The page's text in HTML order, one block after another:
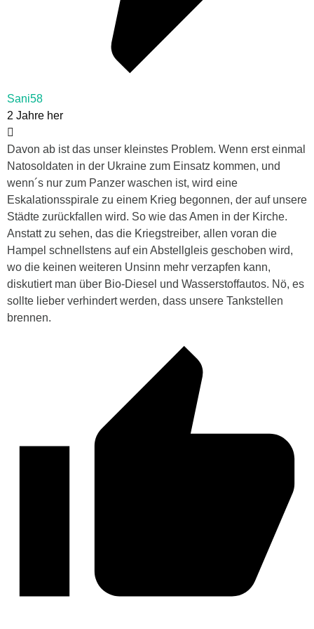
Sani58
2 Jahre her
Davon ab ist das unser kleinstes Problem. Wenn erst einmal
Natosoldaten in der Ukraine zum Einsatz kommen, und
wenn´s nur zum Panzer waschen ist, wird eine
Eskalationsspirale zu einem Krieg begonnen, der auf unsere
Städte zurückfallen wird. So wie das Amen in der Kirche.
Anstatt zu sehen, das die Kriegstreiber, allen voran die
Hampel schnellstens auf ein Abstellgleis geschoben wird,
wo die keinen weiteren Unsinn mehr verzapfen kann,
diskutiert man über Bio-Diesel und Wasserstoffautos. Nö, es
sollte lieber verhindert werden, dass unsere Tankstellen
brennen.